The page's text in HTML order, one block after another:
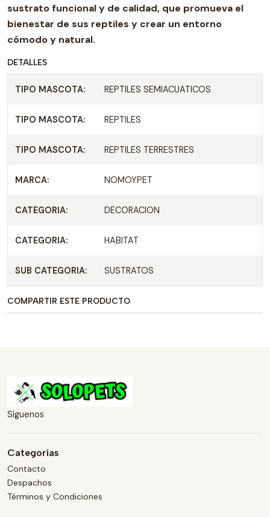
sustrato funcional y de calidad, que promueva el
bienestar de sus reptiles y crear un entorno
cómodo y natural.
DETALLES
TIPO MASCOTA: REPTILES SEMIACUATICOS
TIPO MASCOTA: REPTILES
TIPO MASCOTA: REPTILES TERRESTRES
MARCA: NOMOYPET
CATEGORIA: DECORACION
CATEGORIA: HABITAT
SUB CATEGORIA: SUSTRATOS
COMPARTIR ESTE PRODUCTO
Síguenos
Categorías
Contacto
Despachos
Términos y Condiciones